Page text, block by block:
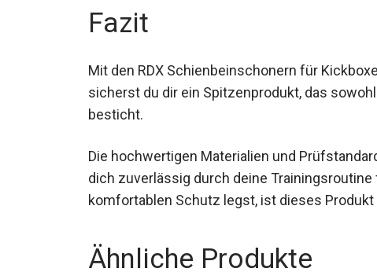
Fazit
Mit den RDX Schienbeinschonern für
sicherst du dir ein Spitzenprodukt, das
besticht.
Die hochwertigen Materialien und
der dich zuverlässig durch deine
und komfortablen Schutz legst, ist dieses
Ähnliche Produkte